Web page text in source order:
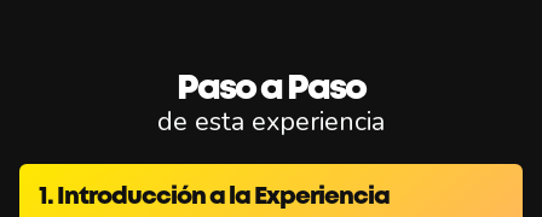
Paso a Paso
de esta experiencia
1. Introducción a la Experiencia